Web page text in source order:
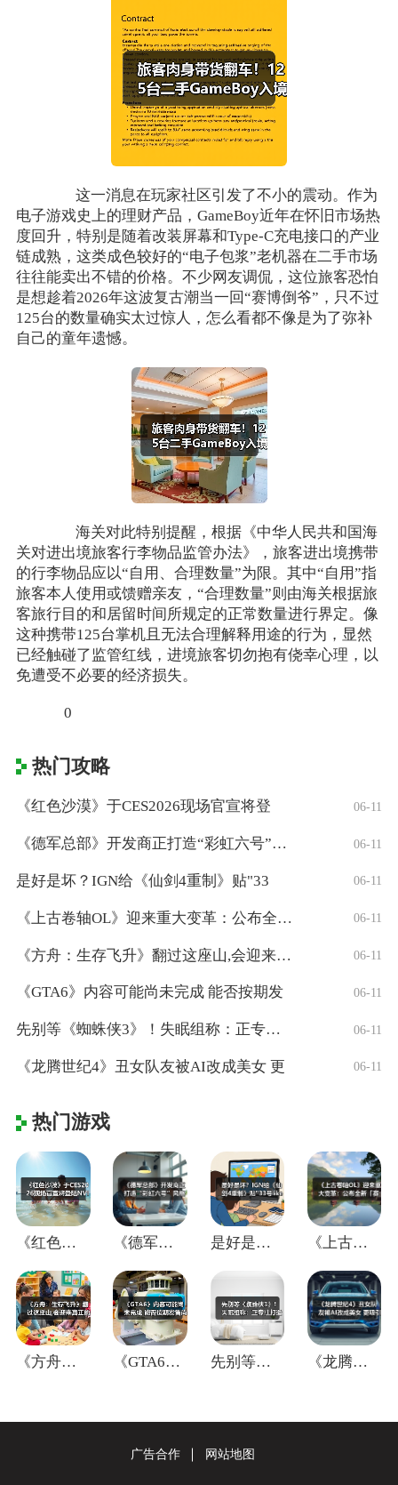
这一消息在玩家社区引发了不小的震动。作为
电子游戏史上的理财产品，GameBoy近年在怀旧市场热
度回升，特别是随着改装屏幕和Type-C充电接口的产业
链成熟，这类成色较好的“电子包浆”老机器在二手市场
往往能卖出不错的价格。不少网友调侃，这位旅客恐怕
是想趁着2026年这波复古潮当一回“赛博倒爷”，只不过
125台的数量确实太过惊人，怎么看都不像是为了弥补
自己的童年遗憾。
海关对此特别提醒，根据《中华人民共和国海
关对进出境旅客行李物品监管办法》，旅客进出境携带
的行李物品应以“自用、合理数量”为限。其中“自用”指
旅客本人使用或馈赠亲友，“合理数量”则由海关根据旅
客旅行目的和居留时间所规定的正常数量进行界定。像
这种携带125台掌机且无法合理解释用途的行为，显然
已经触碰了监管红线，进境旅客切勿抱有侥幸心理，以
免遭受不必要的经济损失。
0
热门攻略
《红色沙漠》于CES2026现场官宣将登 06-11
《德军总部》开发商正打造“彩虹六号”风格 06-11
是好是坏？IGN给《仙剑4重制》贴"33 06-11
《上古卷轴OL》迎来重大变革：公布全新「 06-11
《方舟：生存飞升》翻过这座山,会迎来真正 06-11
《GTA6》内容可能尚未完成 能否按期发 06-11
先别等《蜘蛛侠3》！失眠组称：正专注打造 06-11
《龙腾世纪4》丑女队友被AI改成美女 更 06-11
热门游戏
《红色沙漠》于CES2026现场官宣将登 《德军总部》开发商正打造“彩虹六号”风格 是好是坏？IGN给《仙剑4重制》贴"33 《上古卷轴OL》迎来重大变革：公布全新「
《方舟：生存飞升》翻过这座山,会迎来真正 《GTA6》内容可能尚未完成 能否按期发 先别等《蜘蛛侠3》！失眠组称：正专注打造 《龙腾世纪4》丑女队友被AI改成美女 更
广告合作 网站地图